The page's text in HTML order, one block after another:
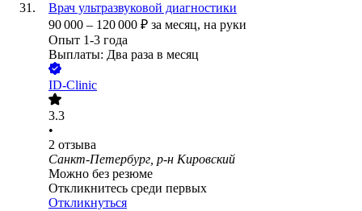
Врач ультразвуковой диагностики
90 000 – 120 000 ₽ за месяц, на руки
Опыт 1-3 года
Выплаты: Два раза в месяц
ID-Сlinic
3.3
•
2 отзыва
Санкт-Петербург, р-н Кировский
Можно без резюме
Откликнитесь среди первых
Откликнуться